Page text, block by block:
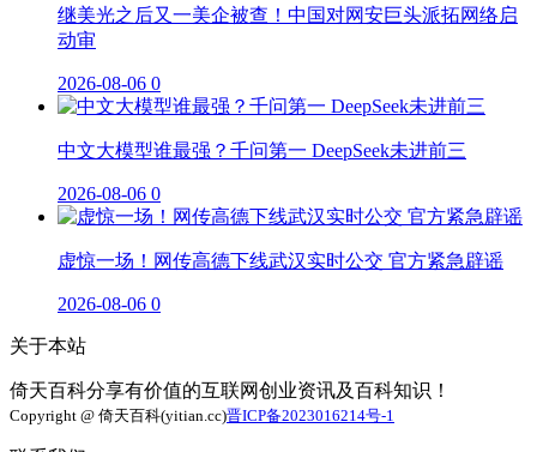
继美光之后又一美企被查！中国对网安巨头派拓网络启
动审
2026-08-06 0
中文大模型谁最强？千问第一 DeepSeek未进前三
2026-08-06 0
虚惊一场！网传高德下线武汉实时公交 官方紧急辟谣
2026-08-06 0
关于本站
倚天百科分享有价值的互联网创业资讯及百科知识！
Copyright @ 倚天百科(yitian.cc)晋ICP备2023016214号-1